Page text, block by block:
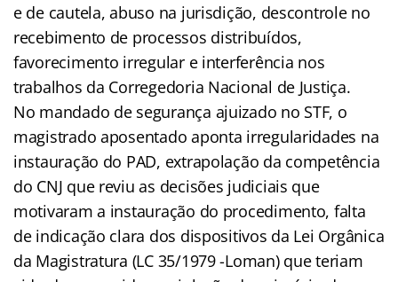
e de cautela, abuso na jurisdição, descontrole no
recebimento de processos distribuídos,
favorecimento irregular e interferência nos
trabalhos da Corregedoria Nacional de Justiça.
No mandado de segurança ajuizado no STF, o
magistrado aposentado aponta irregularidades na
instauração do PAD, extrapolação da competência
do CNJ que reviu as decisões judiciais que
motivaram a instauração do procedimento, falta
de indicação clara dos dispositivos da Lei Orgânica
da Magistratura (LC 35/1979 -Loman) que teriam